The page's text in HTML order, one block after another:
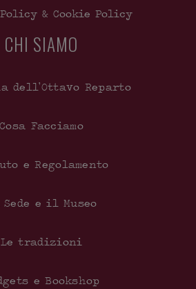
& Cookie Policy
CHI SIAMO
dell’Ottavo Reparto
Cosa Facciamo
e Regolamento
Sede e il Museo
Le tradizioni
e Bookshop